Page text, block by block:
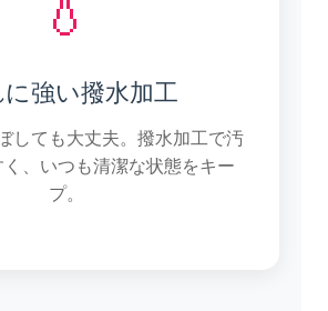
💧
強い撥水加工
しても大丈夫。撥水加工で汚
、いつも清潔な状態をキー
プ。